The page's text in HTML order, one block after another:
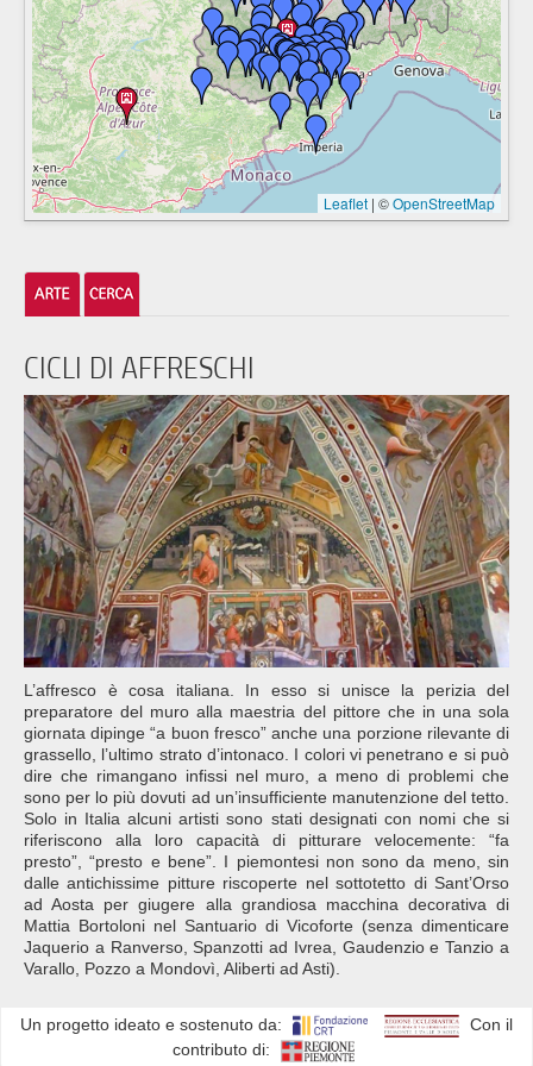
Leaflet | ©OpenStreetMap
CICLI DI AFFRESCHI
L’affresco è cosa italiana. In esso si unisce la perizia del
preparatore del muro alla maestria del pittore che in una sola
giornata dipinge “a buon fresco” anche una porzione rilevante di
grassello, l’ultimo strato d’intonaco. I colori vi penetrano e si può
dire che rimangano infissi nel muro, a meno di problemi che
sono per lo più dovuti ad un’insufficiente manutenzione del tetto.
Solo in Italia alcuni artisti sono stati designati con nomi che si
riferiscono alla loro capacità di pitturare velocemente: “fa
presto”, “presto e bene”. I piemontesi non sono da meno, sin
dalle antichissime pitture riscoperte nel sottotetto di Sant’Orso
ad Aosta per giugere alla grandiosa macchina decorativa di
Mattia Bortoloni nel Santuario di Vicoforte (senza dimenticare
Jaquerio a Ranverso, Spanzotti ad Ivrea, Gaudenzio e Tanzio a
Varallo, Pozzo a Mondovì, Aliberti ad Asti).
Un progetto ideato e sostenuto da:
Con il
contributo di: